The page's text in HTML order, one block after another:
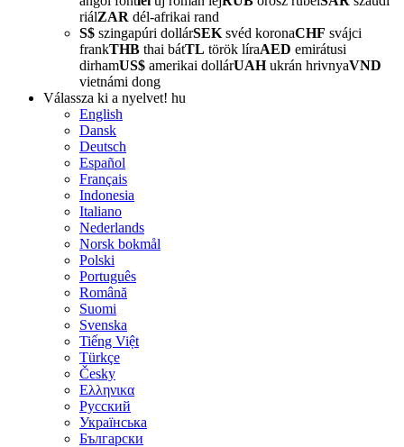
riálZAR dél-afrikai rand
S$ szingapúri dollárSEK svéd koronaCHF svájci
frankTHB thai bátTL török líraAED emirátusi
dirhamUS$ amerikai dollárUAHukrán hrivnyaVND
vietnámi dong
Válassza ki a nyelvet! hu
English
Dansk
Deutsch
Español
Français
Indonesia
Italiano
Nederlands
Norsk bokmål
Polski
Português
Română
Suomi
Svenska
Tiếng Việt
Türkçe
Česky
Ελληνικα
Русский
Українська
Български